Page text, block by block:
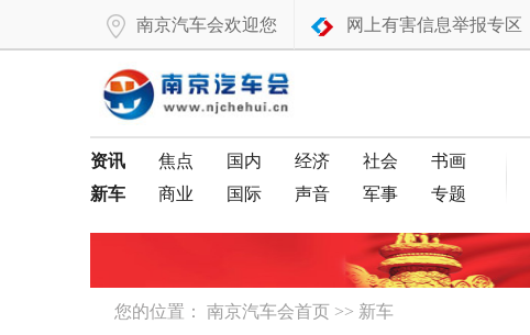
南京汽车会欢迎您 网上有害信息举报专区
资讯 焦点 国内 经济 社会
书画
新车
商业 国际 声音 军事 专题
您的位置： 南京汽车会首页 >> 新车